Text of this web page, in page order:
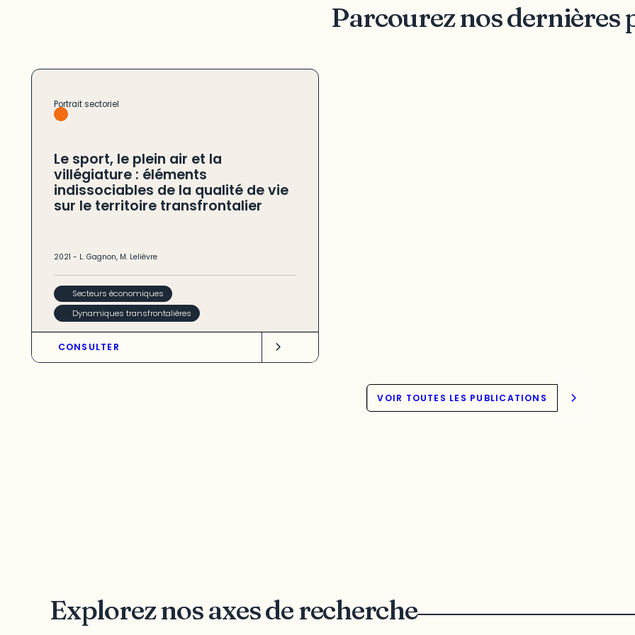
Parcourez nos dernières
Portrait sectoriel
Le sport, le plein air et la
villégiature : éléments
indissociables de la qualité de vie
sur le territoire transfrontalier
2021 - L. Gagnon, M. Lelièvre
Secteurs économiques
Dynamiques transfrontalières
CONSULTER
VOIR TOUTES LES PUBLICATIONS
Explorez nos axes de recherche